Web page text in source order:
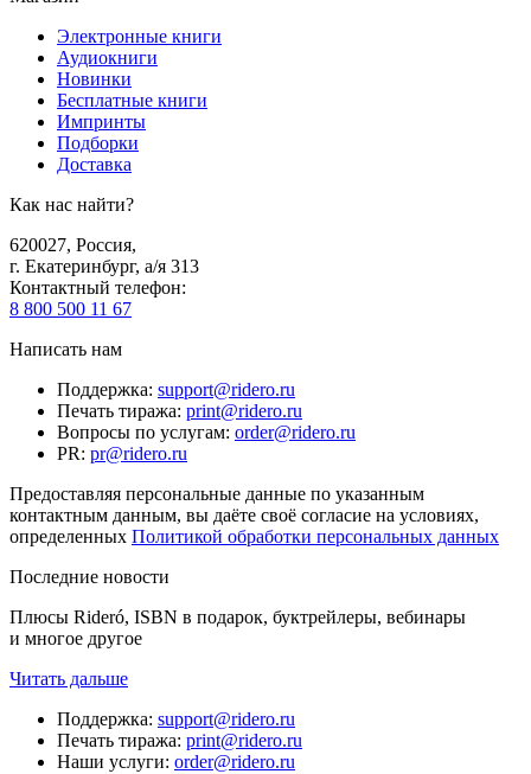
Электронные книги
Аудиокниги
Новинки
Бесплатные книги
Импринты
Подборки
Доставка
Как нас найти?
620027, Россия,
г. Екатеринбург, а/я 313
Контактный телефон:
8 800 500 11 67
Написать нам
Поддержка: support@ridero.ru
Печать тиража: print@ridero.ru
Вопросы по услугам: order@ridero.ru
PR: pr@ridero.ru
Предоставляя персональные данные по указанным
контактным данным, вы даёте своё согласие на условиях,
определенных Политикой обработки персональных данных
Последние новости
Плюсы Rideró, ISBN в подарок, буктрейлеры, вебинары
и многое другое
Читать дальше
Поддержка: support@ridero.ru
Печать тиража: print@ridero.ru
Наши услуги: order@ridero.ru